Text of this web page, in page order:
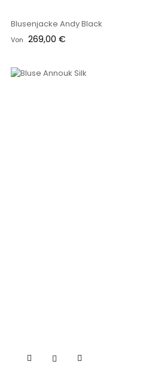
Blusenjacke Andy Black
Von Preis
269,00 €